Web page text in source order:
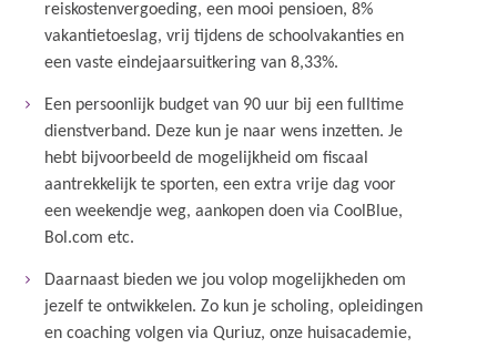
reiskostenvergoeding, een mooi pensioen, 8%
vakantietoeslag, vrij tijdens de schoolvakanties en
een vaste eindejaarsuitkering van 8,33%.
Een persoonlijk budget van 90 uur bij een fulltime
dienstverband. Deze kun je naar wens inzetten. Je
hebt bijvoorbeeld de mogelijkheid om fiscaal
aantrekkelijk te sporten, een extra vrije dag voor
een weekendje weg, aankopen doen via CoolBlue,
Bol.com etc.
Daarnaast bieden we jou volop mogelijkheden om
jezelf te ontwikkelen. Zo kun je scholing, opleidingen
en coaching volgen via Quriuz, onze huisacademie,